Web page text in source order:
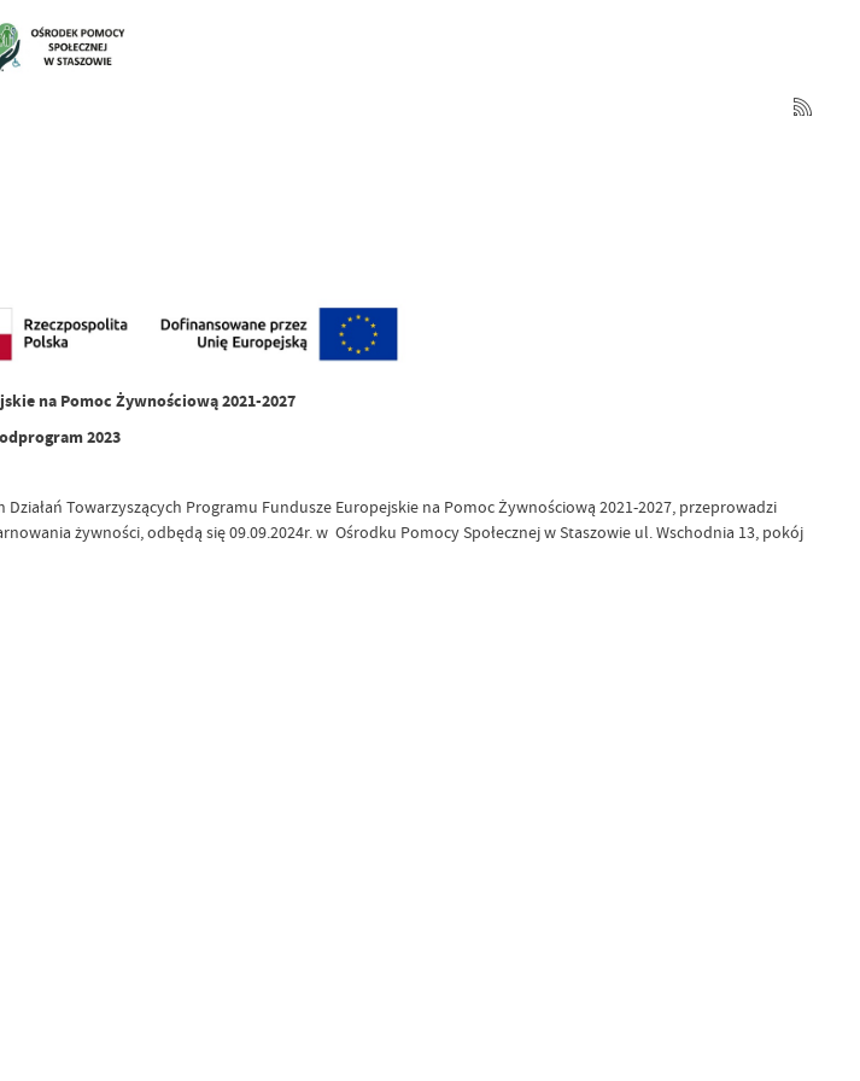
na Pomoc Żywnościową 2021-2027
2023
Towarzyszących Programu Fundusze Europejskie na Pomoc Żywnościową 2021-2027, przeprowadzi
żywności, odbędą się 09.09.2024r. w Ośrodku Pomocy Społecznej w Staszowie ul. Wschodnia 13, pokój